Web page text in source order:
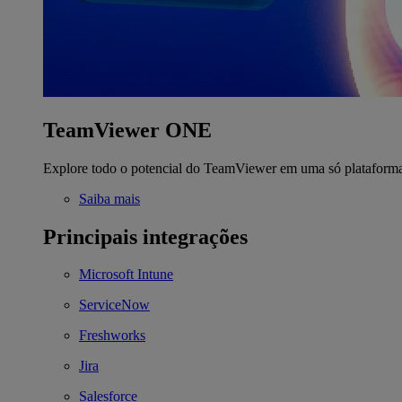
TeamViewer ONE
Explore todo o potencial do TeamViewer em uma só
Saiba mais
Principais integrações
Microsoft Intune
ServiceNow
Freshworks
Jira
Salesforce